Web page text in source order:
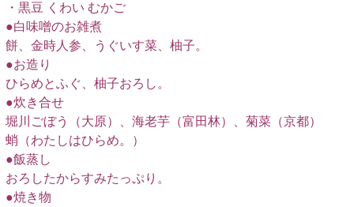
・黒豆 くわい むかご
●白味噌のお雑煮
餅、金時人参、うぐいす菜、柚子。
●お造り
ひらめとふぐ、柚子おろし。
●炊き合せ
堀川ごぼう（大原）、海老芋（富田林）、菊菜（京都）
蛸（わたしはひらめ。）
●飯蒸し
おろしたからすみたっぷり。
●焼き物